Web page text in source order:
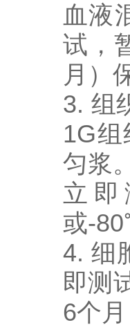
血液
试，
月）
3. 组
1G
匀浆
立
或-
4. 细
即测
6个